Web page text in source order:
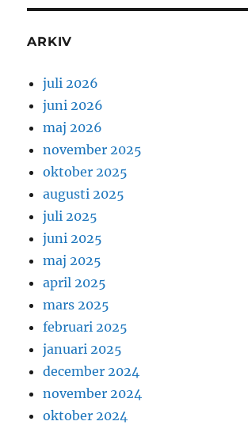
ARKIV
juli 2026
juni 2026
maj 2026
november 2025
oktober 2025
augusti 2025
juli 2025
juni 2025
maj 2025
april 2025
mars 2025
februari 2025
januari 2025
december 2024
november 2024
oktober 2024